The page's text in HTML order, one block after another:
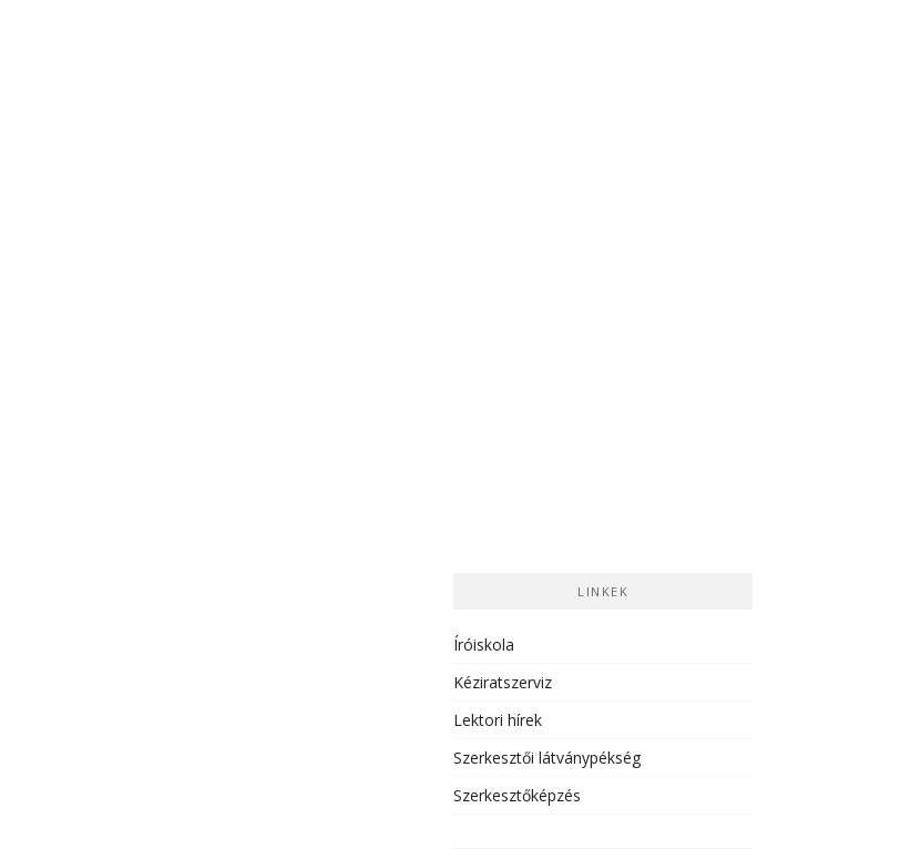
LINKEK
Íróiskola
Kéziratszerviz
Lektori hírek
Szerkesztői látványpékség
Szerkesztőképzés